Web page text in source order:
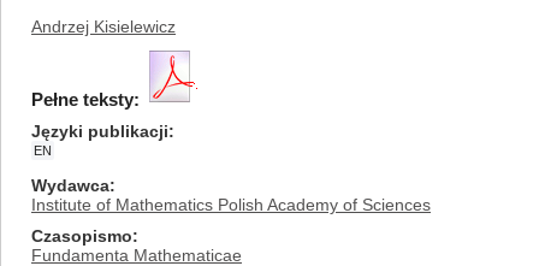
Andrzej Kisielewicz
Pełne teksty:
Języki publikacji
EN
Wydawca
Institute of Mathematics Polish Academy of Sciences
Czasopismo
Fundamenta Mathematicae